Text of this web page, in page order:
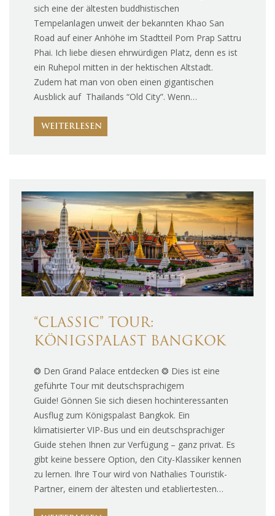
sich eine der ältesten buddhistischen
Tempelanlagen unweit der bekannten Khao San
Road auf einer Anhöhe im Stadtteil Pom Prap Sattru
Phai. Ich liebe diesen ehrwürdigen Platz, denn es ist
ein Ruhepol mitten in der hektischen Altstadt.
Zudem hat man von oben einen gigantischen
Ausblick auf Thailands “Old City”. Wenn…
WEITERLESEN
“CLASSIC” TOUR:
KÖNIGSPALAST BANGKOK
❂ Den Grand Palace entdecken ❂ Dies ist eine
geführte Tour mit deutschsprachigem
Guide! Gönnen Sie sich diesen hochinteressanten
Ausflug zum Königspalast Bangkok. Ein
klimatisierter VIP-Bus und ein deutschsprachiger
Guide stehen Ihnen zur Verfügung – ganz privat. Es
gibt keine bessere Option, den City-Klassiker kennen
zu lernen. Ihre Tour wird von Nathalies Touristik-
Partner, einem der ältesten und etabliertesten…